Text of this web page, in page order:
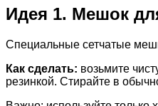
Идея 1. Мешок
Специальные сетчатые
Как сделать: возьмите
резинкой. Стирайте в